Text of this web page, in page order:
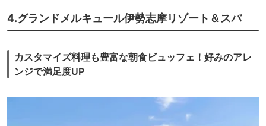
4.グランドメルキュール伊勢志摩リゾート＆スパ
カスタマイズ料理も豊富な朝食ビュッフェ！好みのアレ
ンジで満足度UP